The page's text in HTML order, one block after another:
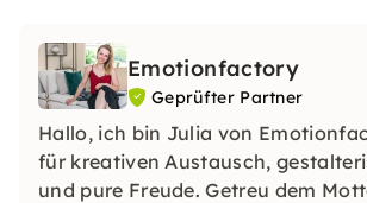
Emotionfactory
Geprüfter Partner
Hallo, ich bin Julia von
für kreativen Austausch,
und pure Freude. Getreu dem